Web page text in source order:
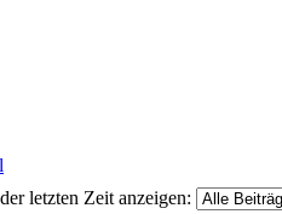
letzten Zeit anzeigen: